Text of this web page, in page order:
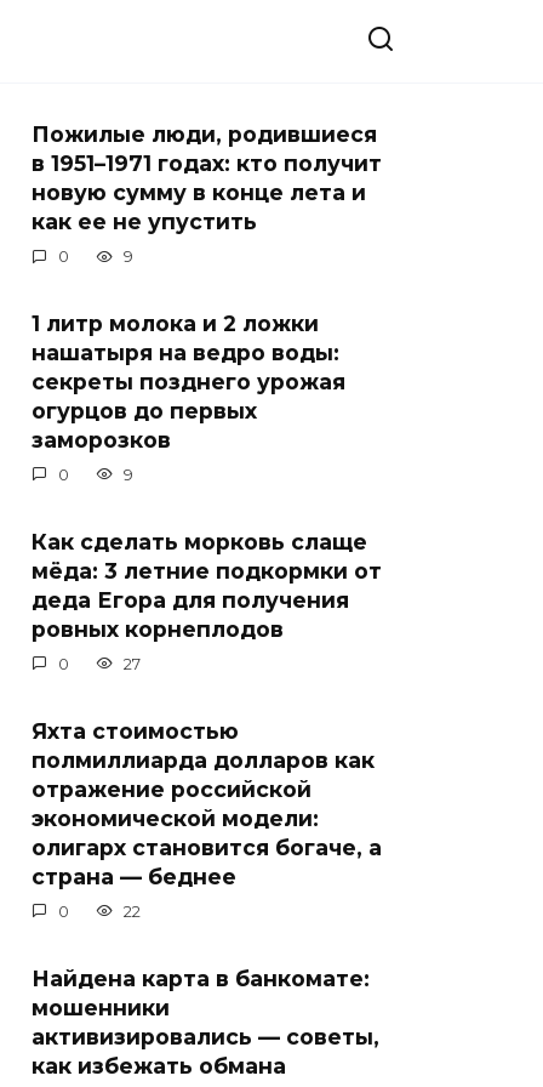
Пожилые люди, родившиеся
в 1951–1971 годах: кто получит
новую сумму в конце лета и
как ее не упустить
0 9
1 литр молока и 2 ложки
нашатыря на ведро воды:
секреты позднего урожая
огурцов до первых
заморозков
0 9
Как сделать морковь слаще
мёда: 3 летние подкормки от
деда Егора для получения
ровных корнеплодов
0 27
Яхта стоимостью
полмиллиарда долларов как
отражение российской
экономической модели:
олигарх становится богаче, а
страна — беднее
0 22
Найдена карта в банкомате:
мошенники
активизировались — советы,
как избежать обмана